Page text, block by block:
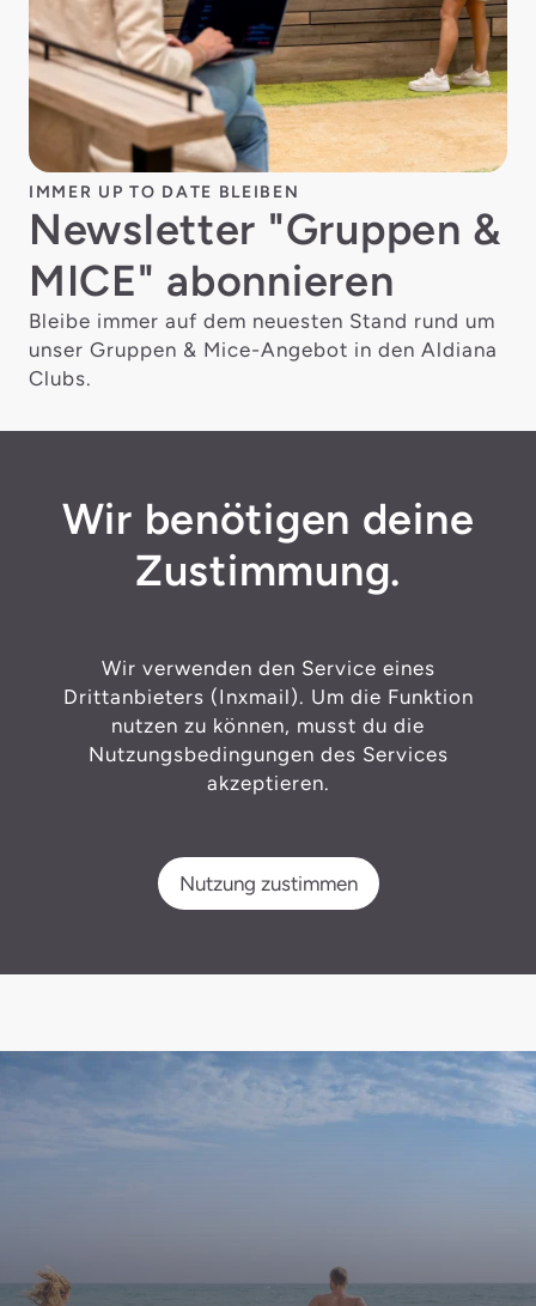
IMMER UP TO DATE BLEIBEN
Newsletter "Gruppen &
MICE" abonnieren
Bleibe immer auf dem neuesten Stand rund um
unser Gruppen & Mice-Angebot in den Aldiana
Clubs.
Wir benötigen deine
Zustimmung.
Wir verwenden den Service eines
Drittanbieters (Inxmail). Um die Funktion
nutzen zu können, musst du die
Nutzungsbedingungen des Services
akzeptieren.
Nutzung zustimmen